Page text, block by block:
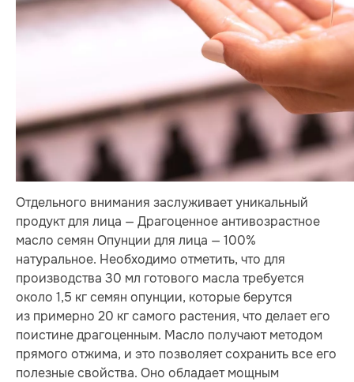
Отдельного внимания заслуживает уникальный
продукт для лица — Драгоценное антивозрастное
масло семян Опунции для лица — 100%
натуральное. Необходимо отметить, что для
производства 30 мл готового масла требуется
около 1,5 кг семян опунции, которые берутся
из примерно 20 кг самого растения, что делает его
поистине драгоценным. Масло получают методом
прямого отжима, и это позволяет сохранить все его
полезные свойства. Оно обладает мощным